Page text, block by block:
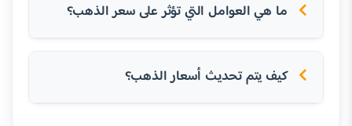
ما هي العوامل التي تؤثر على سعر الذهب؟
كيف يتم تحديث أسعار الذهب؟